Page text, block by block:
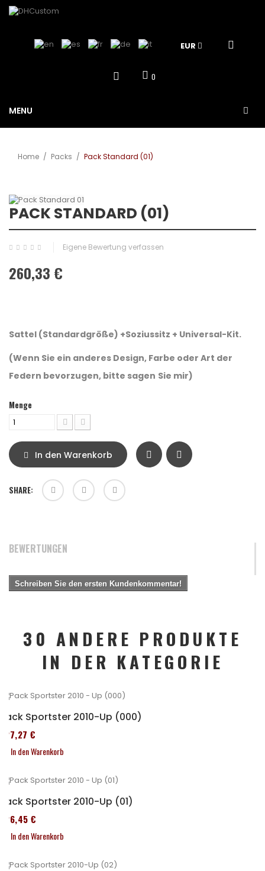
EUR
0
MENU
Home / Packs / Pack Standard (01)
PACK STANDARD (01)
Eigene Bewertung verfassen
260,33 €
Sattel (Standardgröße) +Soziussitz + Universal-Kit.
(Wenn Sie ein anderes Design, Farbe oder Art der
Federn bevorzugen, bitte sagen Sie mir)
Menge
In den Warenkorb
SHARE:
BEWERTUNGEN
Schreiben Sie den ersten Kundenkommentar!
30 ANDERE PRODUKTE
IN DER KATEGORIE
Pack Sportster 2010-Up (000)
227,27 €
In den Warenkorb
Pack Sportster 2010-Up (01)
326,45 €
In den Warenkorb